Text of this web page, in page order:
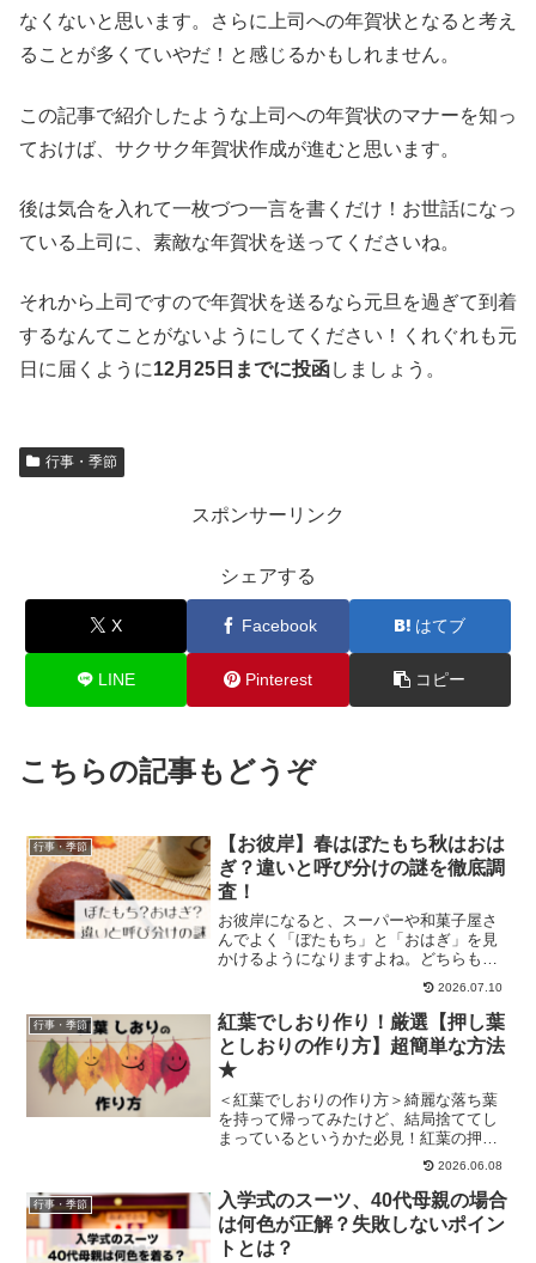
なくないと思います。さらに上司への年賀状となると考え
ることが多くていやだ！と感じるかもしれません。
この記事で紹介したような上司への年賀状のマナーを知っ
ておけば、サクサク年賀状作成が進むと思います。
後は気合を入れて一枚づつ一言を書くだけ！お世話になっ
ている上司に、素敵な年賀状を送ってくださいね。
それから上司ですので年賀状を送るなら元旦を過ぎて到着
するなんてことがないようにしてください！くれぐれも元
日に届くように12月25日までに投函しましょう。
行事・季節
スポンサーリンク
シェアする
X Facebook はてブ
LINE Pinterest コピー
こちらの記事もどうぞ
行事・季節
【お彼岸】春はぼたもち秋はおは
ぎ？違いと呼び分けの謎を徹底調
査！
お彼岸になると、スーパーや和菓子屋さ
んでよく「ぼたもち」と「おはぎ」を見
かけるようになりますよね。どちらも、
もち米とうるち米を混ぜて炊いたものを
丸め、あんこやきなこで包んだ和菓子で
すが、この二つ、どう違うのでしょう
か？先日、お店でおはぎを買...
2026.07.10
行事・季節
紅葉でしおり作り！厳選【押し葉
としおりの作り方】超簡単な方法
★
＜紅葉でしおりの作り方＞綺麗な落ち葉
を持って帰ってみたけど、結局捨ててし
まっているというかた必見！紅葉の押し
葉の簡単な作り方としおりの簡単な作り
2026.06.08
行事・季節
入学式のスーツ、40代母親の場合
は何色が正解？失敗しないポイン
トとは？